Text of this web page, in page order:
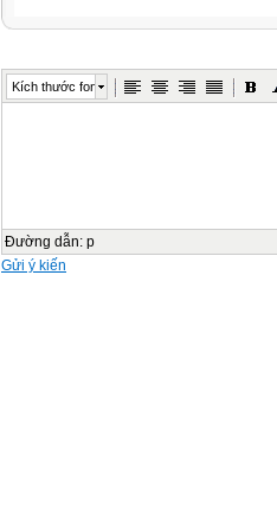
Kích thước font
Đường dẫn: p
Gửi ý kiến